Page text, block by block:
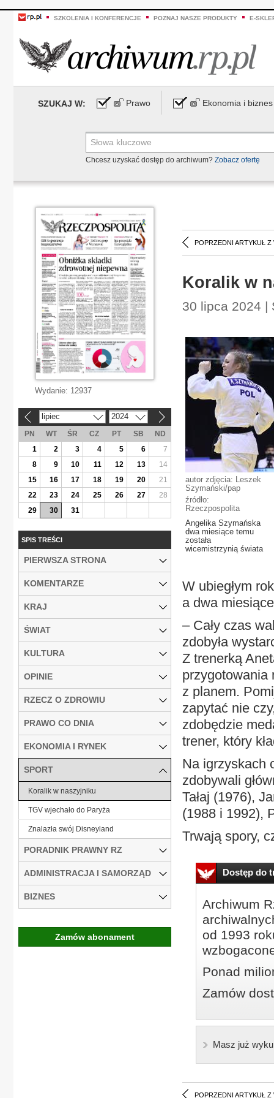
SZKOLENIA I KONFERENCJE POZNAJ NASZE PRODUKTY E-
SZUKAJ W: Prawo Ekonomia i biznes
Chcesz uzyskać dostęp do archiwum? Zobacz ofertę
POPRZEDNI ARTYKUŁ Z
Koralik w
30 lipca 2024 |
autor zdjęcia: Leszek
Szymański/pap
źródło:
Rzeczpospolita
Angelika Szymańska
dwa miesiące temu
została
wicemistrzynią świata
W ubiegłym
a dwa
– Cały czas
zdobyła
Z trenerką
przygotowania
z planem.
zapytać nie
zdobędzie
trener, który
Na igrzyskach
zdobywali
Tałaj (1976),
(1988 i 1992),
Trwają spory,
Dostęp do
Archiwum
od 1993
Ponad
Zamów
Masz już
POPRZEDNI ARTYKUŁ Z
Wydanie: 12937
lipiec 2024
PN WT ŚR CZ PT SB
ND
1
2 3 4 5 6
7
8
9 10 11 12 13
14
15
16 17 18 19 20
21
22
23 24 25 26 27
28
29
30 31
SPIS TREŚCI
PIERWSZA STRONA
KOMENTARZE
KRAJ
ŚWIAT
KULTURA
OPINIE
RZECZ O ZDROWIU
PRAWO CO DNIA
EKONOMIA I RYNEK
SPORT
Koralik w naszyjniku
TGV wjechało do Paryża
Znalazła swój Disneyland
PORADNIK PRAWNY RZ
ADMINISTRACJA I SAMORZĄD
BIZNES
Zamów abonament